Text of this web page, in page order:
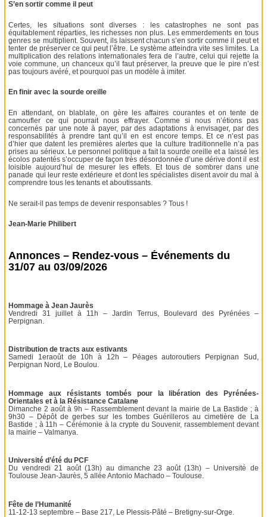
S’en sortir comme il peut
Certes, les situations sont diverses : les catastrophes ne sont pas
équitablement réparties, les richesses non plus. Les emmerdements en tous
genres se multiplient. Souvent, ils laissent chacun s’en sortir comme il peut et
tenter de préserver ce qui peut l’être. Le système atteindra vite ses limites. La
multiplication des relations internationales fera de l’autre, celui qui rejette la
voie commune, un chanceux qu’il faut préserver, la preuve que le pire n’est
pas toujours avéré, et pourquoi pas un modèle à imiter.
En finir avec la sourde oreille
En attendant, on blablate, on gère les affaires courantes et on tente de
camoufler ce qui pourrait nous effrayer. Comme si nous n’étions pas
concernés par une note à payer, par des adaptations à envisager, par des
responsabilités à prendre tant qu’il en est encore temps. Et ce n’est pas
d’hier que datent les premières alertes que la culture traditionnelle n’a pas
prises au sérieux. Le personnel politique a fait la sourde oreille et a laissé les
écolos patentés s’occuper de façon très désordonnée d’une dérive dont il est
loisible aujourd’hui de mesurer les effets. Et tous de sombrer dans une
panade qui leur reste extérieure et dont les spécialistes disent avoir du mal à
comprendre tous les tenants et aboutissants.
Ne serait-il pas temps de devenir responsables ? Tous !
Jean-Marie Philibert
Annonces – Rendez-vous – Événements du
31/07 au 03/09/2026
Hommage à Jean Jaurès
Vendredi 31 juillet à 11h – Jardin Terrus, Boulevard des Pyrénées –
Perpignan.
Distribution de tracts aux estivants
Samedi 1eraoût de 10h à 12h – Péages autoroutiers Perpignan Sud,
Perpignan Nord, Le Boulou.
Hommage aux résistants tombés pour la libération des Pyrénées-
Orientales et à la Résistance Catalane
Dimanche 2 août à 9h – Rassemblement devant la mairie de La Bastide ; à
9h30 – Dépôt de gerbes sur les tombes Guérilleros au cimetière de La
Bastide ; à 11h – Cérémonie à la crypte du Souvenir, rassemblement devant
la mairie – Valmanya.
Université d’été du PCF
Du vendredi 21 août (13h) au dimanche 23 août (13h) – Université de
Toulouse Jean-Jaurès, 5 allée Antonio Machado – Toulouse.
Fête de l’Humanité
11-12-13 septembre – Base 217, Le Plessis-Pâté – Bretigny-sur-Orge.